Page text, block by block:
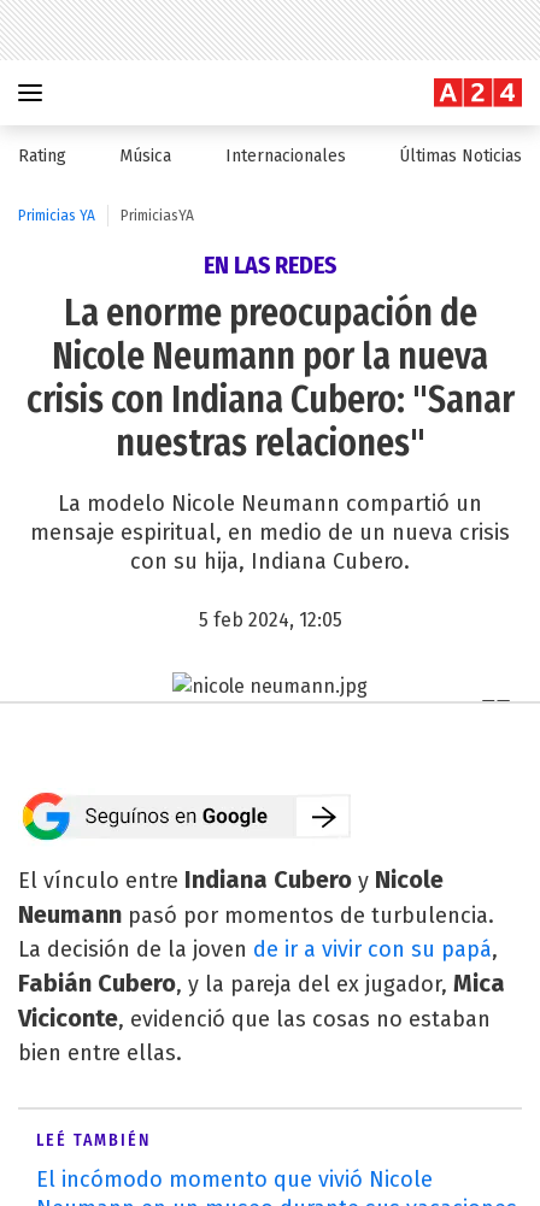
Rating Música Internacionales Últimas Noticias
Primicias YA PrimiciasYA
EN LAS REDES
La enorme preocupación de
Nicole Neumann por la nueva
crisis con Indiana Cubero: "Sanar
nuestras relaciones"
La modelo Nicole Neumann compartió un
mensaje espiritual, en medio de un nueva crisis
con su hija, Indiana Cubero.
5 feb 2024, 12:05
El vínculo entre Indiana Cubero y Nicole
Neumann pasó por momentos de turbulencia.
La decisión de la joven de ir a vivir con su papá,
Fabián Cubero, y la pareja del ex jugador, Mica
Viciconte, evidenció que las cosas no estaban
bien entre ellas.
LEÉ TAMBIÉN
El incómodo momento que vivió Nicole